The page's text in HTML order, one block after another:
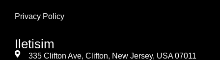
Privacy Policy
Iletisim
335 Clifton Ave, Clifton, New Jersey, USA 07011